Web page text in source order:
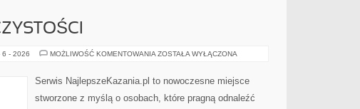
6 - 2026 MOŻLIWOŚĆ KOMENTOWANIA ŚWIĘTA
ZOSTAŁA WYŁĄCZONA
Serwis NajlepszeKazania.pl to nowoczesne miejsce
stworzone z myślą o osobach, które pragną odnaleźć